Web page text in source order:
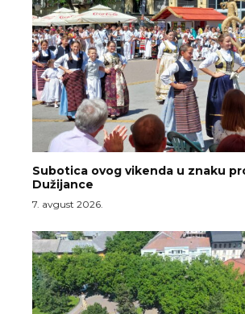
Subotica ovog vikenda u znaku
Dužijance
7. avgust 2026.